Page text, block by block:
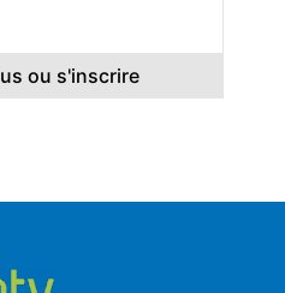
ou s'inscrire